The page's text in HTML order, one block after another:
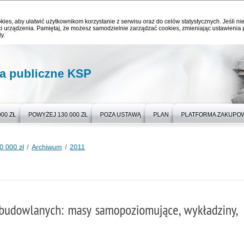
aby ułatwić użytkownikom korzystanie z serwisu oraz do celów statystycznych. Jeśli
urządzenia. Pamiętaj, że możesz samodzielnie zarządzać cookies, zmieniając
publiczne KSP
ZŁ POWYŻEJ 130 000 ZŁ POZA USTAWĄ PLAN PLATFORMA
000 zł Archiwum 2011
masy samopoziomujące, wykładziny,